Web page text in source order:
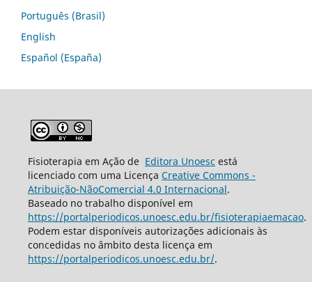
Português (Brasil)
English
Español (España)
Fisioterapia em Ação de Editora Unoesc está
licenciado com uma Licença Creative Commons -
Atribuição-NãoComercial 4.0 Internacional.
Baseado no trabalho disponível em
https://portalperiodicos.unoesc.edu.br/fisioterapiaemacao.
Podem estar disponíveis autorizações adicionais às
concedidas no âmbito desta licença em
https://portalperiodicos.unoesc.edu.br/.